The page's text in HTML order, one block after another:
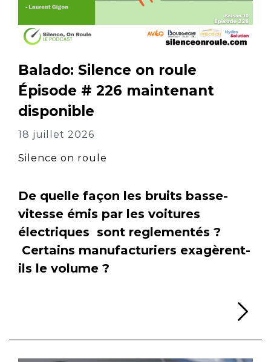
Balado: Silence on roule
Épisode # 226 maintenant
disponible
18 juillet 2026
Silence on roule
De quelle façon les bruits basse-
vitesse émis par les voitures
électriques sont reglementés ?
Certains manufacturiers exagèrent-
ils le volume ?